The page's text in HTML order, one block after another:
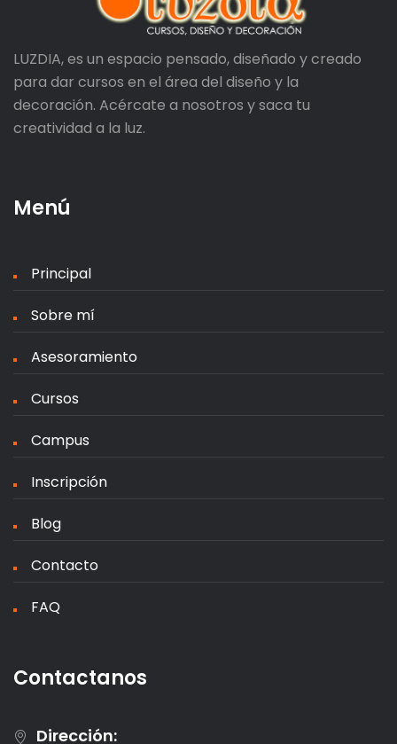
LUZDIA, es un espacio pensado, diseñado y creado
para dar cursos en el área del diseño y la
decoración. Acércate a nosotros y saca tu
creatividad a la luz.
Menú
Principal
Sobre mí
Asesoramiento
Cursos
Campus
Inscripción
Blog
Contacto
FAQ
Contactanos
Dirección: